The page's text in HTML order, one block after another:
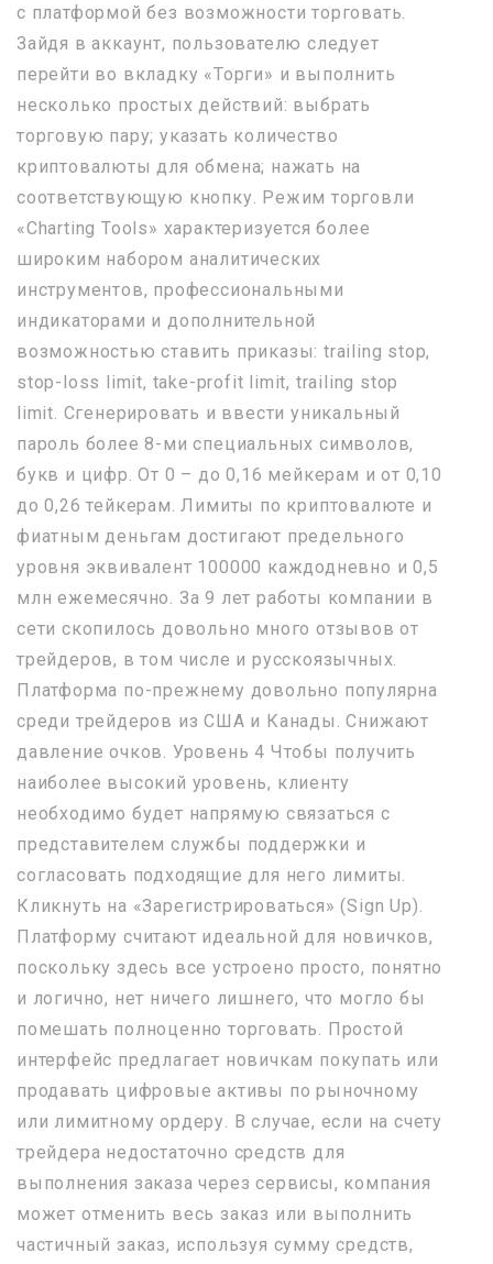
с платформой без возможности торговать.
Зайдя в аккаунт, пользователю следует
перейти во вкладку «Торги» и выполнить
несколько простых действий: выбрать
торговую пару; указать количество
криптовалюты для обмена; нажать на
соответствующую кнопку. Режим торговли
«Charting Tools» характеризуется более
широким набором аналитических
инструментов, профессиональными
индикаторами и дополнительной
возможностью ставить приказы: trailing stop,
stop-loss limit, take-profit limit, trailing stop
limit. Сгенерировать и ввести уникальный
пароль более 8-ми специальных символов,
букв и цифр. От 0 – до 0,16 мейкерам и от 0,10
до 0,26 тейкерам. Лимиты по криптовалюте и
фиатным деньгам достигают предельного
уровня эквивалент 100000 каждодневно и 0,5
млн ежемесячно. За 9 лет работы компании в
сети скопилось довольно много отзывов от
трейдеров, в том числе и русскоязычных.
Платформа по-прежнему довольно популярна
среди трейдеров из США и Канады. Снижают
давление очков. Уровень 4 Чтобы получить
наиболее высокий уровень, клиенту
необходимо будет напрямую связаться с
представителем службы поддержки и
согласовать подходящие для него лимиты.
Кликнуть на «Зарегистрироваться» (Sign Up).
Платформу считают идеальной для новичков,
поскольку здесь все устроено просто, понятно
и логично, нет ничего лишнего, что могло бы
помешать полноценно торговать. Простой
интерфейс предлагает новичкам покупать или
продавать цифровые активы по рыночному
или лимитному ордеру. В случае, если на счету
трейдера недостаточно средств для
выполнения заказа через сервисы, компания
может отменить весь заказ или выполнить
частичный заказ, используя сумму средств,